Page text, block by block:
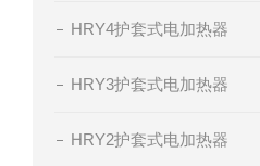
HRY4护套式电加热器
HRY3护套式电加热器
HRY2护套式电加热器